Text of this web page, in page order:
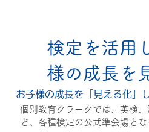
検定を活用
様の成長を
お子様の成長を「見える化」
個別教育クラークでは、英検
ど、各種検定の公式準会場とな